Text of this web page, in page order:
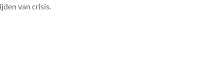
van crisis.​